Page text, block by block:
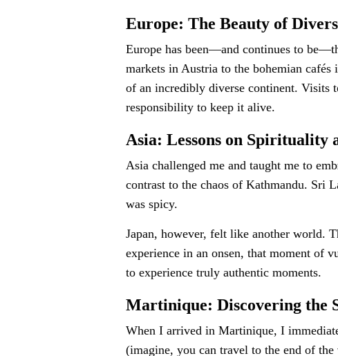
Europe: The Beauty of
Europe has been—and continues to
markets in Austria to the bohemian
of an incredibly diverse continent. Visits
responsibility to keep it alive.
Asia: Lessons on Spirituality
Asia challenged me and taught me to
contrast to the chaos of Kathmandu. Sri
was spicy.
Japan, however, felt like another world.
experience in an onsen, that moment of
to experience truly authentic moments.
Martinique: Discovering the
When I arrived in Martinique, I
(imagine, you can travel to the end of